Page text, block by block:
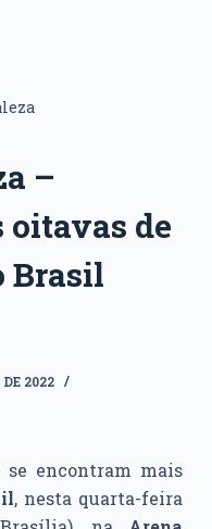
–
oitavas de
Brasil
2022
se encontram mais
, nesta quarta-feira